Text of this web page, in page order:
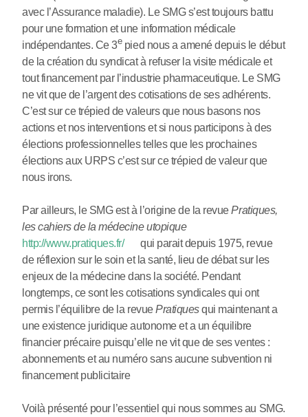
avec l’Assurance maladie). Le SMG s’est toujours battu
pour une formation et une information médicale
indépendantes. Ce 3epied nous a amené depuis le début
de la création du syndicat à refuser la visite médicale et
tout financement par l’industrie pharmaceutique. Le SMG
ne vit que de l’argent des cotisations de ses adhérents.
C’est sur ce trépied de valeurs que nous basons nos
actions et nos interventions et si nous participons à des
élections professionnelles telles que les prochaines
élections aux URPS c’est sur ce trépied de valeur que
nous irons.
Par ailleurs, le SMG est à l’origine de la revuePratiques,
les cahiers de la médecine utopique
http://www.pratiques.fr/
qui parait depuis 1975, revue
de réflexion sur le soin et la santé, lieu de débat sur les
enjeux de la médecine dans la société. Pendant
longtemps, ce sont les cotisations syndicales qui ont
permis l’équilibre de la revuePratiquesqui maintenant a
une existence juridique autonome et a un équilibre
financier précaire puisqu’elle ne vit que de ses ventes :
abonnements et au numéro sans aucune subvention ni
financement publicitaire
Voilà présenté pour l’essentiel qui nous sommes au SMG.